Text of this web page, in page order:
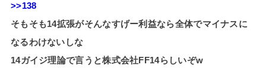
>>138
そもそも14拡張がそんなすげー利益なら全体でマイナスに
なるわけないしな
14ガイジ理論で言うと株式会社FF14らしいぞw